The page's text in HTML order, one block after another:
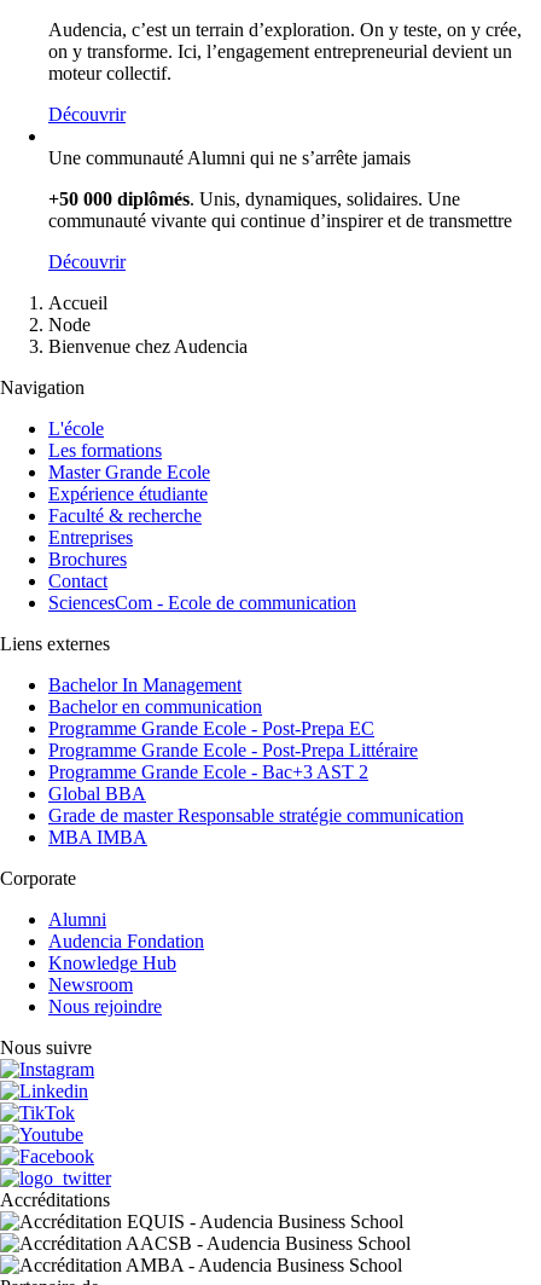
Audencia, c’est un terrain d’exploration. On y teste, on y crée,
on y transforme. Ici, l’engagement entrepreneurial devient un
moteur collectif.
Découvrir
Une communauté Alumni qui ne s’arrête jamais
+50 000 diplômés. Unis, dynamiques, solidaires. Une
communauté vivante qui continue d’inspirer et de transmettre
Découvrir
d'Ariane
Accueil
Node
Bienvenue chez Audencia
Navigation
L'école
Les formations
Master Grande Ecole
Expérience étudiante
Faculté & recherche
Entreprises
Brochures
Contact
SciencesCom - Ecole de communication
Liens externes
Bachelor In Management
Bachelor en communication
Programme Grande Ecole - Post-Prepa EC
Programme Grande Ecole - Post-Prepa Littéraire
Programme Grande Ecole - Bac+3 AST 2
Global BBA
Grade de master Responsable stratégie communication
MBA IMBA
Corporate
Alumni
Audencia Fondation
Knowledge Hub
Newsroom
Nous rejoindre
Nous suivre
Accréditations